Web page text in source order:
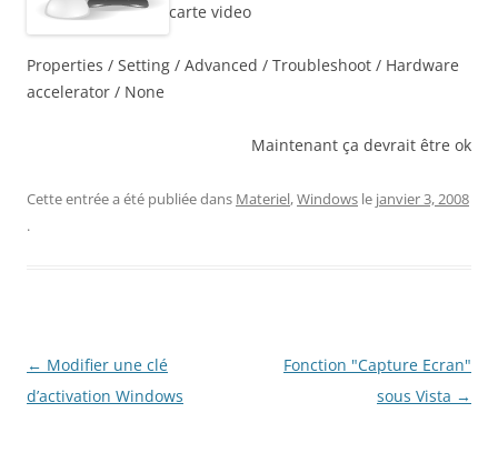
carte video
Properties / Setting / Advanced / Troubleshoot / Hardware
accelerator / None
Maintenant ça devrait être ok
Cette entrée a été publiée dans Materiel,Windows le janvier 3, 2008
.
Navigation
des
← Modifier une clé
d’activation Windows
Fonction "Capture Ecran"
sous Vista →